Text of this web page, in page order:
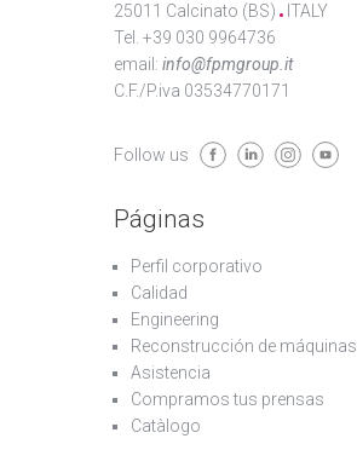
25011 Calcinato (BS)
ITALY
Tel. +39 030 9964736
email: info@fpmgroup.it
C.F./P.iva 03534770171
Follow us
Páginas
Perfil corporativo
Calidad
Engineering
Reconstrucción de máquinas
Asistencia
Compramos tus prensas
Catàlogo